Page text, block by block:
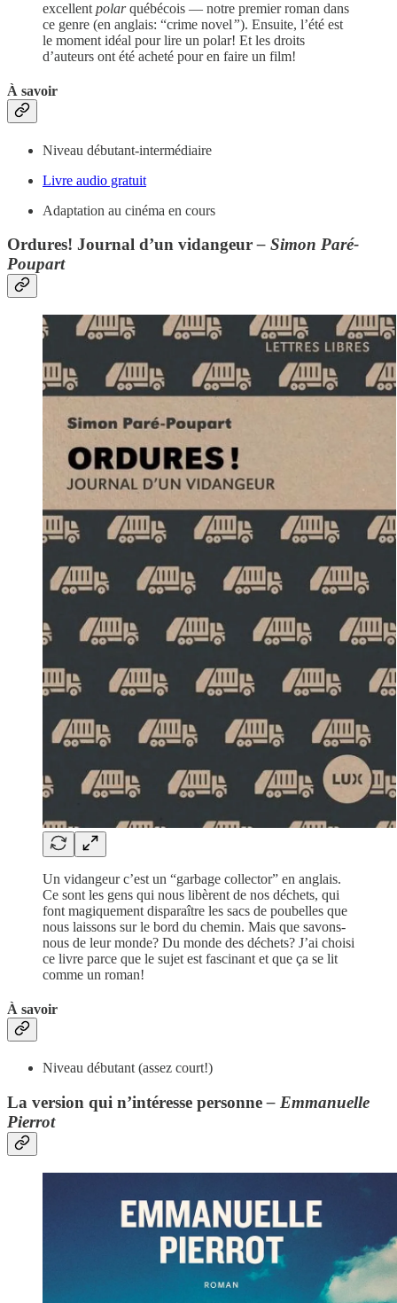
excellent polarquébécois — notre premier roman dans
ce genre (en anglais: “crime novel”). Ensuite, l’été est
le moment idéal pour lire un polar! Et les droits
d’auteurs ont été acheté pour en faire un film!
À savoir
Niveau débutant-intermédiaire
Livre audio gratuit
Adaptation au cinéma en cours
Ordures! Journal d’un vidangeur– Simon Paré-
Poupart
Un vidangeur c’est un “garbage collector” en anglais.
Ce sont les gens qui nous libèrent de nos déchets, qui
font magiquement disparaître les sacs de poubelles que
nous laissons sur le bord du chemin. Mais que savons-
nous de leur monde? Du monde des déchets? J’ai choisi
ce livre parce que le sujet est fascinant et que ça se lit
comme un roman!
À savoir
Niveau débutant (assez court!)
La version qui n’intéresse personne– Emmanuelle
Pierrot